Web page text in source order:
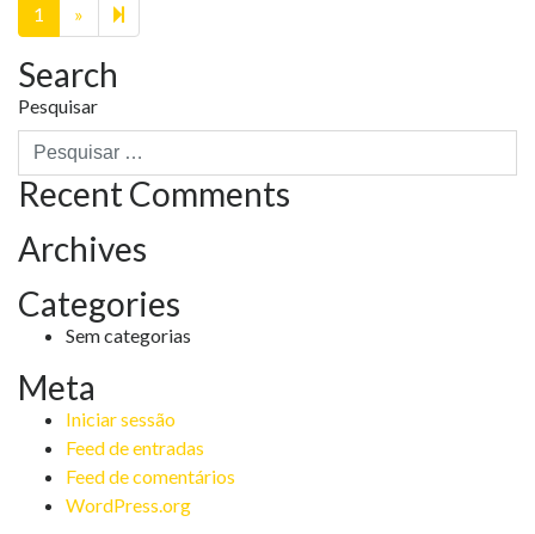
1 » Next
page
2
Search
Pesquisar
Recent Comments
Archives
Categories
Sem categorias
Meta
Iniciar sessão
Feed de entradas
Feed de comentários
WordPress.org